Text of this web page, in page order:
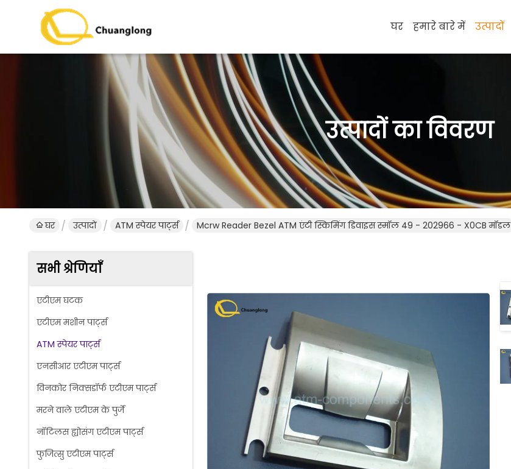
घर हमारे बारे में उत्पादों
उत्पादों का विवरण
घर उत्पादों ATM स्पेयर पार्ट्स Mcrw Reader Bezel ATM एंटी स्किमिंग डिवाइस स्मॉल 49 - 202966 - X0CB मॉडल
सभी श्रेणियाँ
एटीएम घटक
एटीएम मशीन पार्ट्स
ATM स्पेयर पार्ट्स
एनसीआर एटीएम पार्ट्स
विनकोर निक्सडॉर्फ एटीएम पार्ट्स
मरने वाले एटीएम के पुर्जे
नॉटिलस ह्योसंग एटीएम पार्ट्स
फुजित्सु एटीएम पार्ट्स